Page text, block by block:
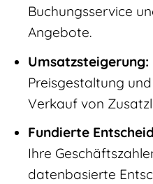
Buchungsservice
Angebote.
Umsatzsteigerung:
Preisgestaltung
Verkauf von
Fundierte
Ihre
datenbasierte